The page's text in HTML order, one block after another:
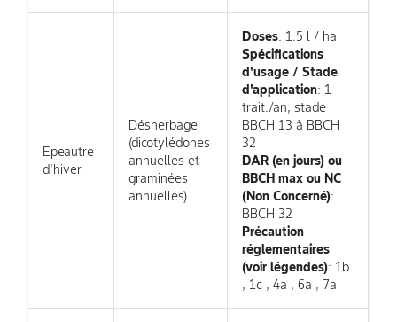
Epeautre
d'hiver
Désherbage
(dicotylédones
annuelles et
graminées
annuelles)
Doses: 1.5 l / ha
Spécifications
d'usage / Stade
d'application: 1
trait./an; stade
BBCH 13 à BBCH
32
DAR (en jours) ou
BBCH max ou NC
(Non Concerné):
BBCH 32
Précaution
réglementaires
(voir légendes): 1b
, 1c , 4a , 6a , 7a